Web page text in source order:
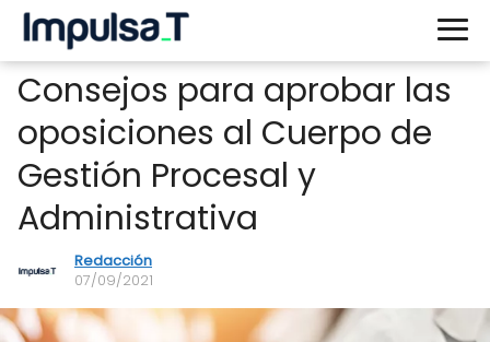
Consejos para aprobar las
oposiciones al Cuerpo de
Gestión Procesal y
Administrativa
Redacción
07/09/2021